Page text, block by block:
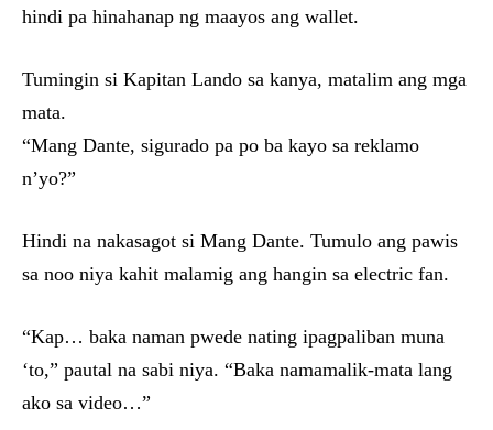
hindi pa hinahanap ng maayos ang wallet.
Tumingin si Kapitan Lando sa kanya, matalim ang mga
mata.
“Mang Dante, sigurado pa po ba kayo sa reklamo
n’yo?”
Hindi na nakasagot si Mang Dante. Tumulo ang pawis
sa noo niya kahit malamig ang hangin sa electric fan.
“Kap… baka naman pwede nating ipagpaliban muna
‘to,” pautal na sabi niya. “Baka namamalik-mata lang
ako sa video…”